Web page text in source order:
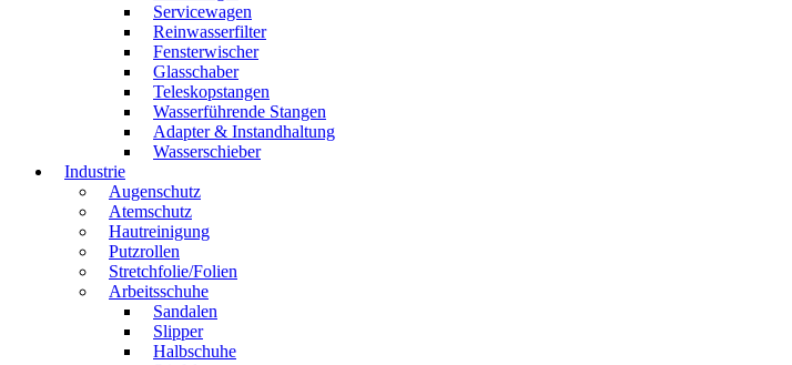
Servicewagen
Reinwasserfilter
Fensterwischer
Glasschaber
Teleskopstangen
Wasserführende Stangen
Adapter & Instandhaltung
Wasserschieber
Industrie
Augenschutz
Atemschutz
Hautreinigung
Putzrollen
Stretchfolie/Folien
Arbeitsschuhe
Sandalen
Slipper
Halbschuhe